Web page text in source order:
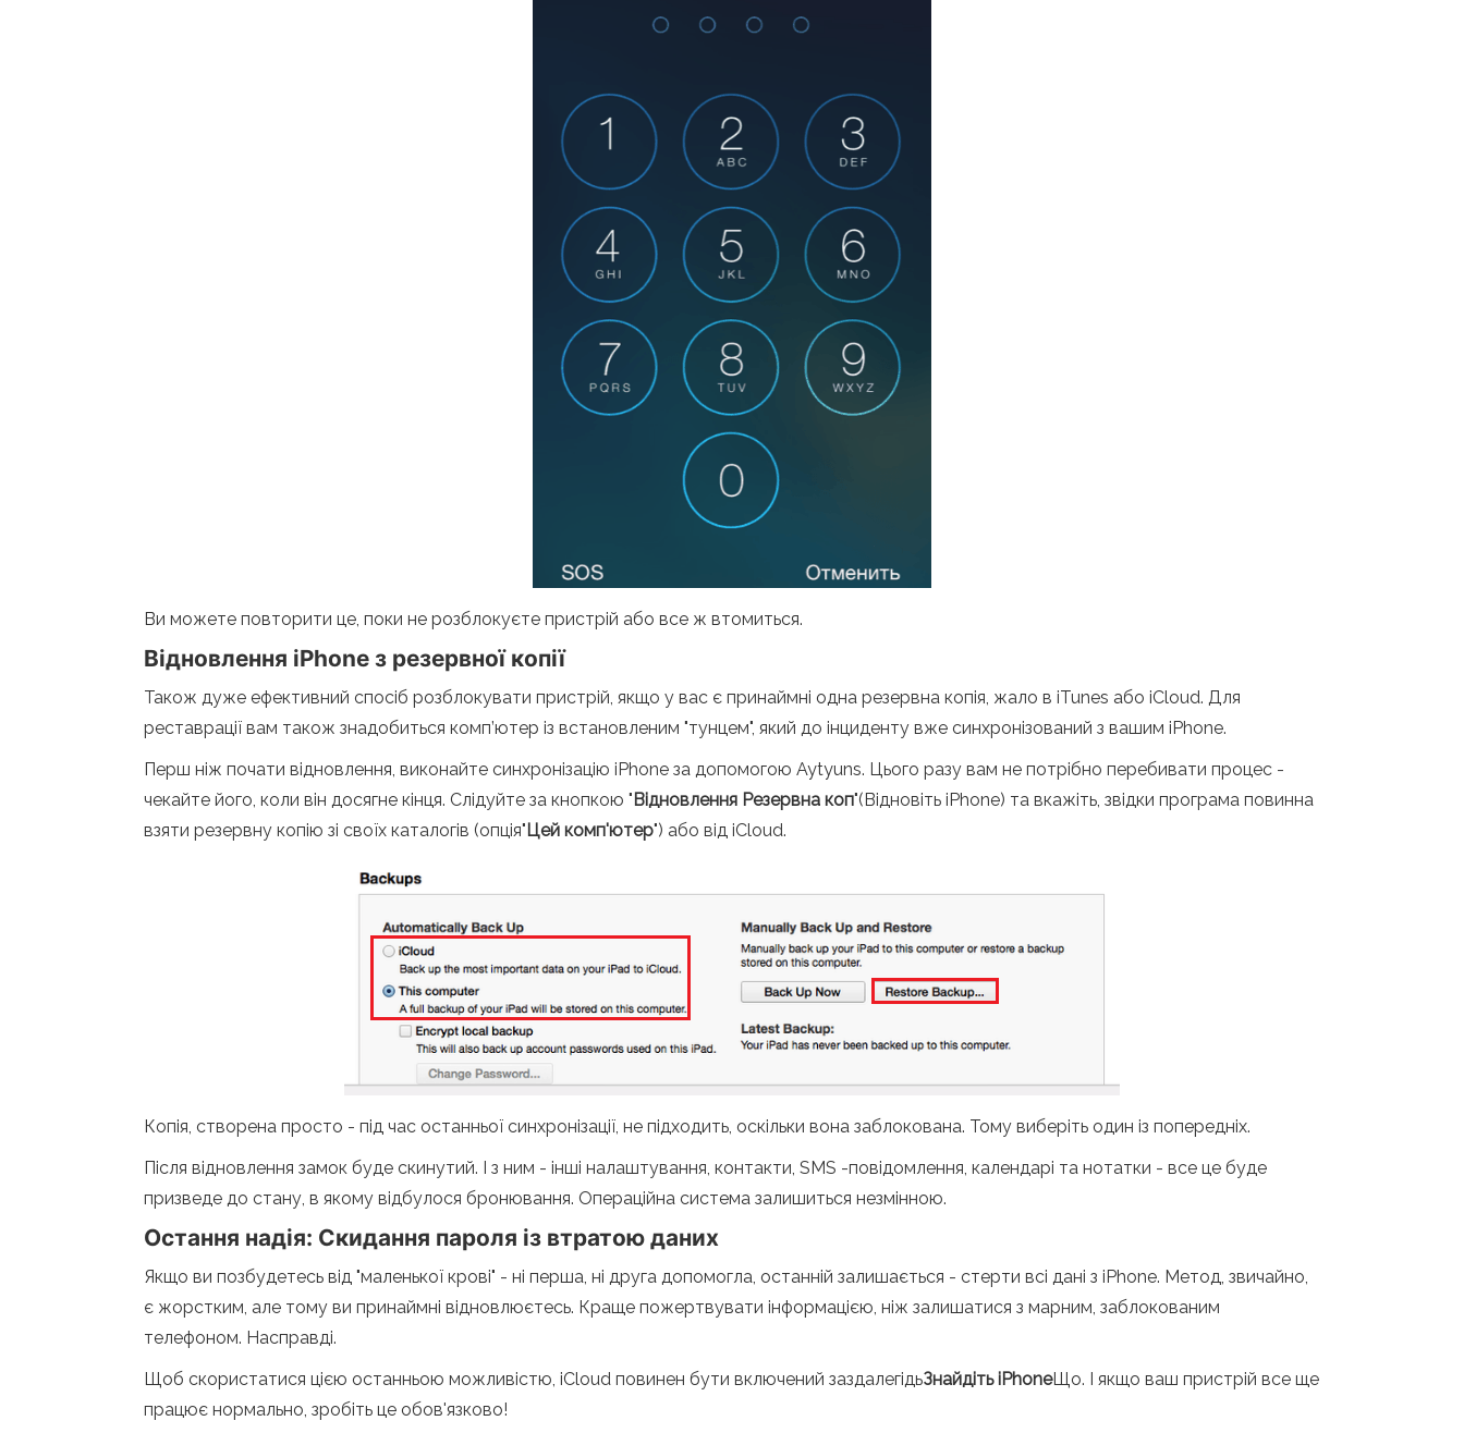
Ви можете повторити це, поки не розблокуєте пристрій або все ж втомиться.
Відновлення iPhone з резервної копії
Також дуже ефективний спосіб розблокувати пристрій, якщо у вас є принаймні одна резервна копія, жало в iTunes або iCloud. Для
реставрації вам також знадобиться комп’ютер із встановленим "тунцем", який до інциденту вже синхронізований з вашим iPhone.
Перш ніж почати відновлення, виконайте синхронізацію iPhone за допомогою Aytyuns. Цього разу вам не потрібно перебивати процес -
чекайте його, коли він досягне кінця. Слідуйте за кнопкою "Відновлення Резервна коп"(Відновіть iPhone) та вкажіть, звідки програма повинна
взяти резервну копію зі своїх каталогів (опція"Цей комп'ютер") або від iCloud.
Копія, створена просто - під час останньої синхронізації, не підходить, оскільки вона заблокована. Тому виберіть один із попередніх.
Після відновлення замок буде скинутий. І з ним - інші налаштування, контакти, SMS -повідомлення, календарі та нотатки - все це буде
призведе до стану, в якому відбулося бронювання. Операційна система залишиться незмінною.
Остання надія: Скидання пароля із втратою даних
Якщо ви позбудетесь від "маленької крові" - ні перша, ні друга допомогла, останній залишається - стерти всі дані з iPhone. Метод, звичайно,
є жорстким, але тому ви принаймні відновлюєтесь. Краще пожертвувати інформацією, ніж залишатися з марним, заблокованим
телефоном. Насправді.
Щоб скористатися цією останньою можливістю, iCloud повинен бути включений заздалегідьЗнайдіть iPhoneЩо. І якщо ваш пристрій все ще
працює нормально, зробіть це обов'язково!